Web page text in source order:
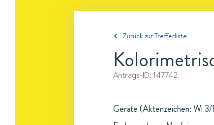
Zurück zur Trefferliste
Antrags-ID: 147742
Geräte (Aktenzeichen: Wi 3/